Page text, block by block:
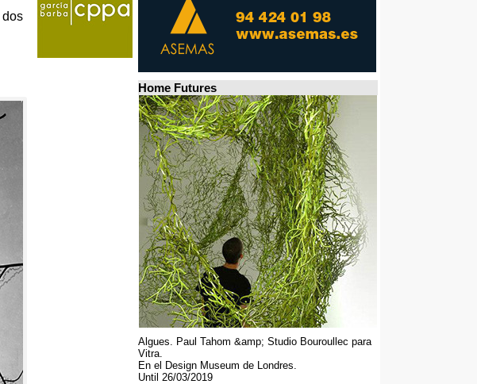
Home Futures
Algues. Paul Tahom &amp; Studio Bouroullec para
Vitra.
En el Design Museum de Londres.
Until 26/03/2019